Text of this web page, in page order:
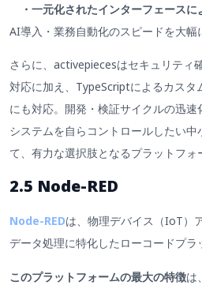
・一元化されたインターフェースに
AI導入・業務自動化のスピードを大幅
さらに、activepiecesはセキュリティ
対応に加え、TypeScriptによるカス
にも対応。開発・検証サイクルの迅
システムを自らコントロールしたい
て、有力な選択肢となるプラットフォ
2.5 Node-RED
Node-REDは、物理デバイス（IoT）
データ処理に特化したローコードプラ
このプラットフォームの最大の特徴は、